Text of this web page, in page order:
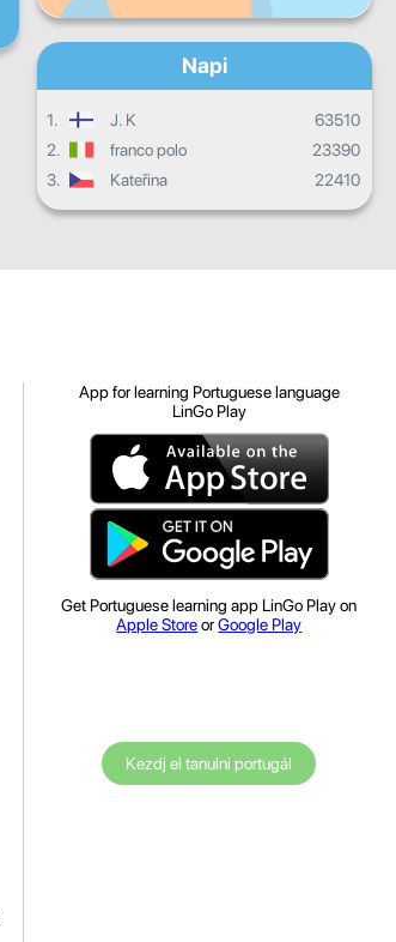
Napi
1. J. K
63510
2.
franco polo
23390
3.
Kateřina 22410
App for learning Portuguese language
LinGo Play
Get Portuguese learning app LinGo Play on
Apple StoreorGoogle Play
Kezdj el tanulni portugál